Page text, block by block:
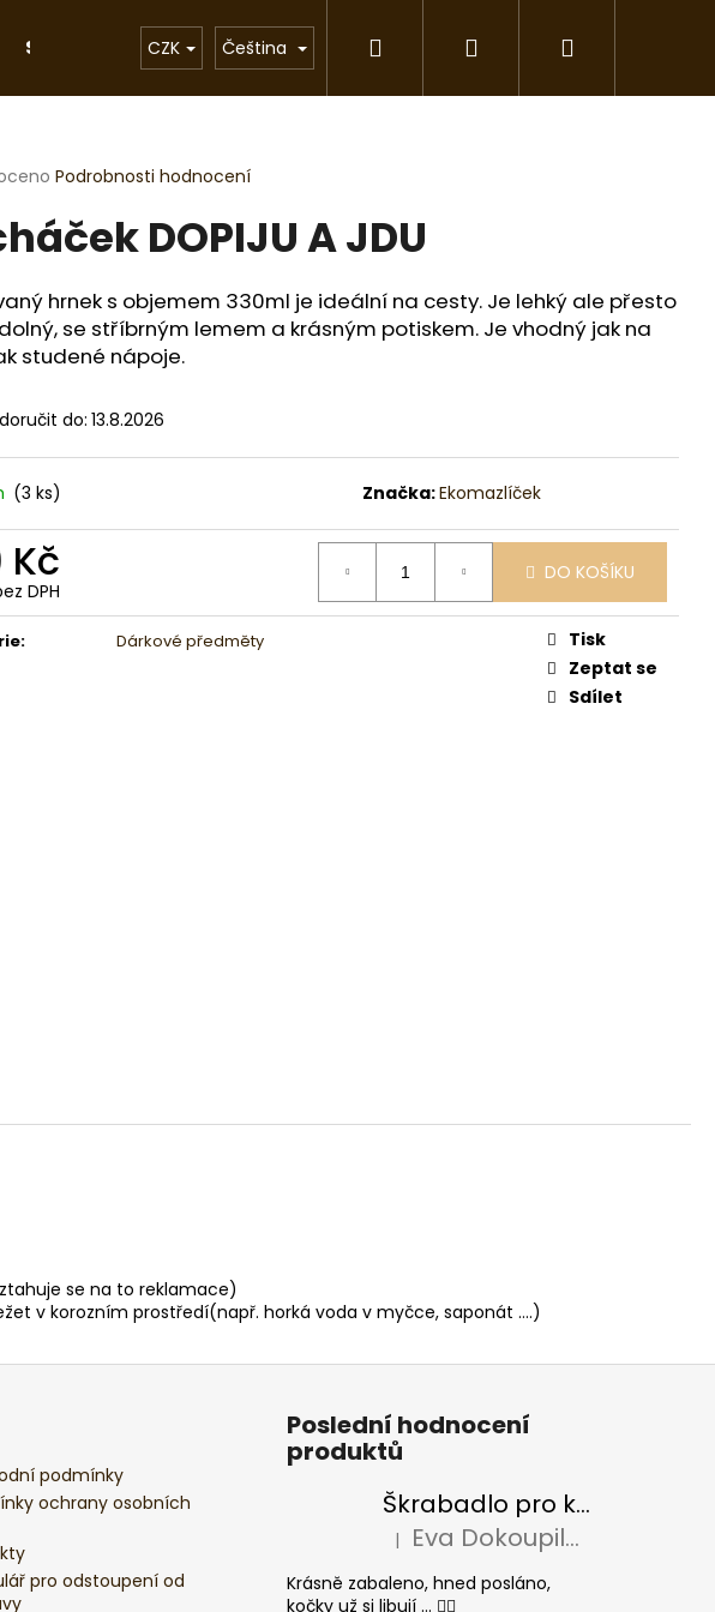
Stelivo Dárkové předměty Chovatelské stanice
CZK Čeština Přihlášení
Podrobnosti hodnocení
DOPIJU A JDU
hrnek s objemem 330ml je ideální na cesty. Je lehký ale přesto
se stříbrným lemem a krásným potiskem. Je vhodný jak na
studené nápoje.
do: 13.8.2026
(3 ks) Značka:Ekomazlíček
Kč
DPH
DO KOŠÍKU
: Dárkové předměty
Tisk
Zeptat se
Sdílet
se na to reklamace)
v korozním prostředí(např. horká voda v myčce, saponát ….)
podmínky
ochrany osobních
pro odstoupení od
Poslední hodnocení
produktů
Škrabadlo pro kočky BASIC Colour
Hodnocení produktu je 5 z 5 hvězdiček.
| Eva Dokoupilová
Krásně zabaleno, hned posláno,
kočky už si libují ... 👍🏻